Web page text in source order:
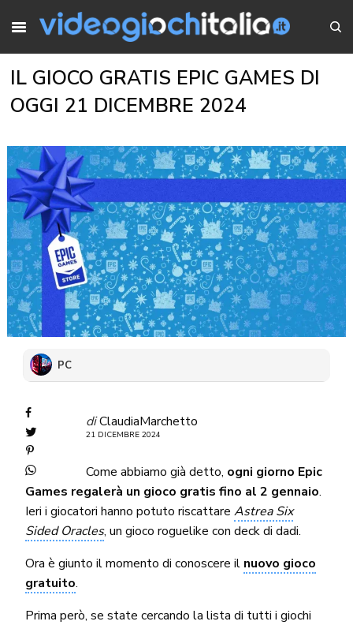
IL GIOCO GRATIS EPIC GAMES DI
OGGI 21 DICEMBRE 2024
PC
diClaudiaMarchetto
21 DICEMBRE 2024
Come abbiamo già detto, ogni giorno Epic
Games regalerà un gioco gratis fino al 2 gennaio.
Ieri i giocatori hanno potuto riscattareAstrea Six
Sided Oracles, un gioco roguelike con deck di dadi.
Ora è giunto il momento di conoscere il nuovo gioco
gratuito.
Prima però, se state cercando la lista di tutti i giochi